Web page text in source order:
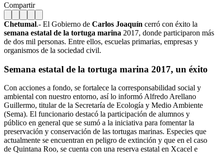
Compartir
Chetumal.- El Gobierno de Carlos Joaquín cerró con éxito la
semana estatal de la tortuga marina 2017, donde participaron más
de dos mil personas. Entre ellos, escuelas primarias, empresas y
organismos de la sociedad civil.
Semana estatal de la tortuga marina 2017, un éxito
Con acciones a fondo, se fortalece la corresponsabilidad social y
ambiental con nuestro entorno, así lo informó Alfredo Arellano
Guillermo, titular de la Secretaría de Ecología y Medio Ambiente
(Sema). El funcionario destacó la participación de alumnos y
público en general que se sumó a la iniciativa para fomentar la
preservación y conservación de las tortugas marinas. Especies que
actualmente se encuentran en peligro de extinción y que en el caso
de Quintana Roo, se cuenta con una reserva estatal en Xcacel e